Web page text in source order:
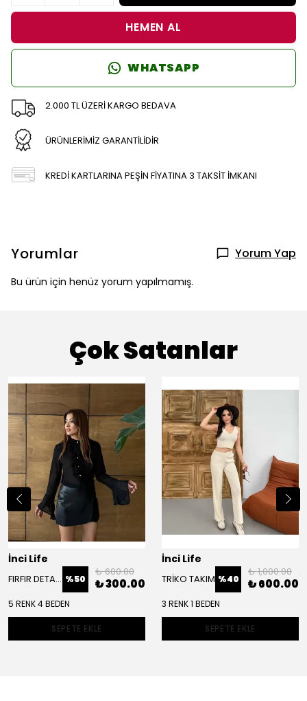
HEMEN AL
WHATSAPP
2.000 TL ÜZERİ KARGO BEDAVA
ÜRÜNLERİMİZ GARANTİLİDİR
KREDİ KARTLARINA PEŞİN FİYATINA 3 TAKSİT İMKANI
Yorumlar Yorum Yap
Bu ürün için henüz yorum yapılmamış.
Çok Satanlar
İnci Life
FIRFIR DETAY ŞİFON GÖMLEK %50
₺ 600.00
₺ 300.00
5 RENK 4 BEDEN
SEPETE EKLE
İnci Life
TRİKO TAKIM %40
₺ 1,000.00
₺ 600.00
3 RENK 1 BEDEN
SEPETE EKLE